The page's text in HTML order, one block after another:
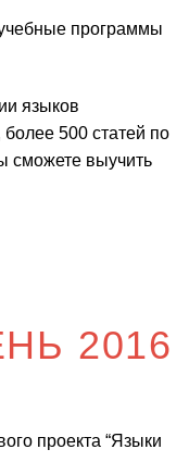
программы
языков
более 500 статей по
сможете выучить
2016
проекта “Языки